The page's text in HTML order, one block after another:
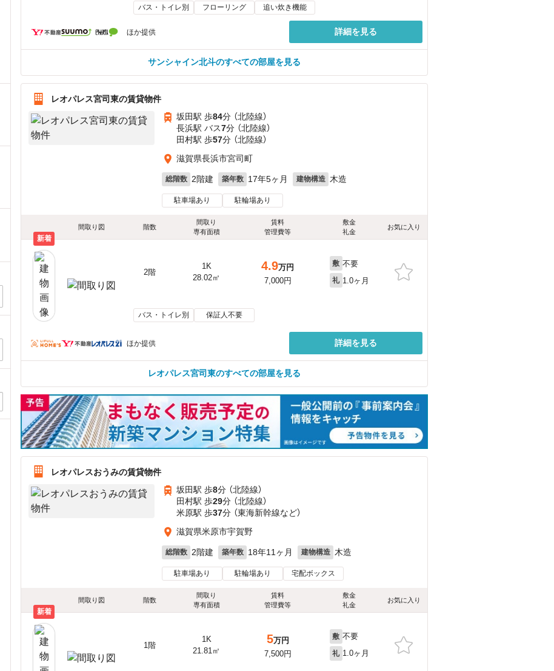
バス・トイレ別 フローリング 追い炊き機能
ほか提供 詳細を見る
サンシャイン北斗のすべての部屋を見る
レオパレス宮司東の賃貸物件
坂田駅 歩84分 （北陸線）
長浜駅 バス7分 （北陸線）
田村駅 歩57分 （北陸線）
滋賀県長浜市宮司町
総階数 2階建 築年数 17年5ヶ月 建物構造 木造
駐車場あり 駐輪場あり
間取り図 階数
間取り
専有面積
賃料
管理費等
敷金
礼金
お気に入り
新着
2階
1K
28.02㎡
4.9万円
7,000円
敷 不要
礼 1.0ヶ月
バス・トイレ別 保証人不要
ほか提供 詳細を見る
レオパレス宮司東のすべての部屋を見る
レオパレスおうみの賃貸物件
坂田駅 歩8分 （北陸線）
田村駅 歩29分 （北陸線）
米原駅 歩37分 （東海新幹線など）
滋賀県米原市宇賀野
総階数 2階建 築年数 18年11ヶ月 建物構造 木造
駐車場あり 駐輪場あり 宅配ボックス
間取り図 階数
間取り
専有面積
賃料
管理費等
敷金
礼金
お気に入り
新着
1階
1K
21.81㎡
5万円
7,500円
敷 不要
礼 1.0ヶ月